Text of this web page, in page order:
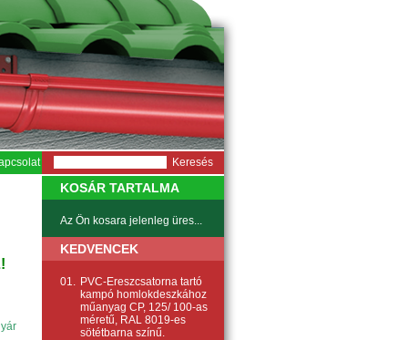
KOSÁR TARTALMA
Az Ön kosara jelenleg üres...
KEDVENCEK
01. PVC-Ereszcsatorna tartó
kampó homlokdeszkához
műanyag CP, 125/ 100-as
méretű, RAL 8019-es
sötétbarna színű.